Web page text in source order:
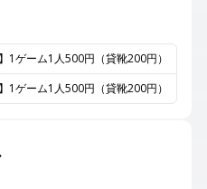
1ゲーム1人500円（貸靴200円）
1ゲーム1人500円（貸靴200円）